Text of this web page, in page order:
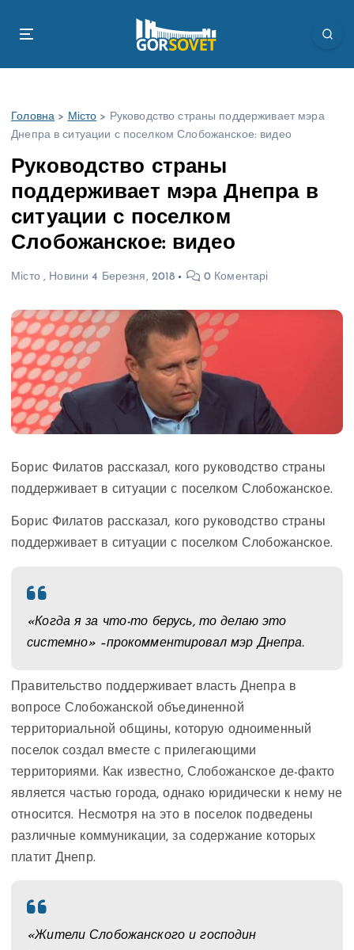
Головна > Місто > Руководство страны поддерживает мэра
Днепра в ситуации с поселком Слобожанское: видео
Руководство страны
поддерживает мэра Днепра в
ситуации с поселком
Слобожанское: видео
Місто, Новини 4 Березня, 2018 0 Коментарі
Борис Филатов рассказал, кого руководство страны
поддерживает в ситуации с поселком Слобожанское.
Борис Филатов рассказал, кого руководство страны
поддерживает в ситуации с поселком Слобожанское.
«Когда я за что-то берусь, то делаю это
системно» –прокомментировал мэр Днепра.
Правительство поддерживает власть Днепра в
вопросе Слобожанской объединенной
территориальной общины, которую одноименный
поселок создал вместе с прилегающими
территориями. Как известно, Слобожанское де-факто
является частью города, однако юридически к нему не
относится. Несмотря на это в поселок подведены
различные коммуникации, за содержание которых
платит Днепр.
«Жители Слобожанского и господин